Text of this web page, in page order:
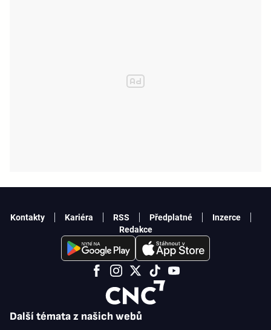
Další témata z našich webů
Kontakty Kariéra RSS Předplatné
Inzerce
Redakce